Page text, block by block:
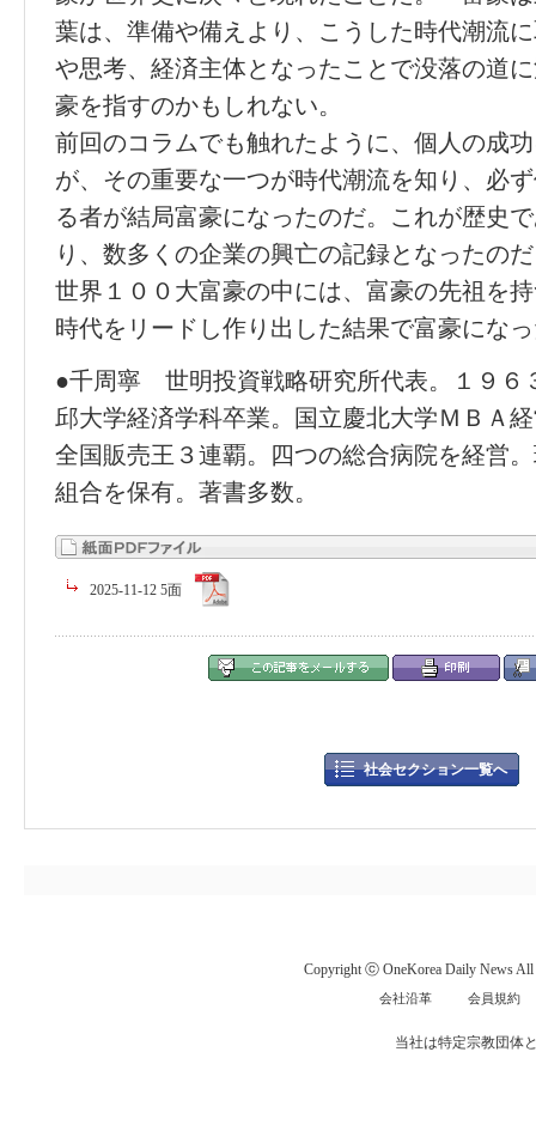
葉は、準備や備えより、こうした時代潮流
や思考、経済主体となったことで没落の道
豪を指すのかもしれない。
前回のコラムでも触れたように、個人の成
が、その重要な一つが時代潮流を知り、必
る者が結局富豪になったのだ。これが歴史
り、数多くの企業の興亡の記録となったの
世界１００大富豪の中には、富豪の先祖を
時代をリードし作り出した結果で富豪にな
●千周寧 世明投資戦略研究所代表。１９６
邱大学経済学科卒業。国立慶北大学ＭＢＡ
全国販売王３連覇。四つの総合病院を経営
組合を保有。著書多数。
2025-11-12 5面
社会セクション一覧へ
Copyright ⓒ OneKorea Daily News All
会社沿革 会員規約
当社は特定宗教団体